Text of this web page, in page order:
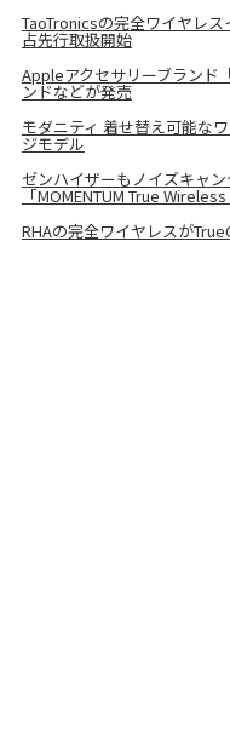
TaoTronicsの完全ワイヤレ
占先行取扱開始
Appleアクセサリーブランド
ンドなどが発売
モダニティ 着せ替え可能な
ジモデル
ゼンハイザーもノイズキャ
「MOMENTUM True
RHAの完全ワイヤレスが